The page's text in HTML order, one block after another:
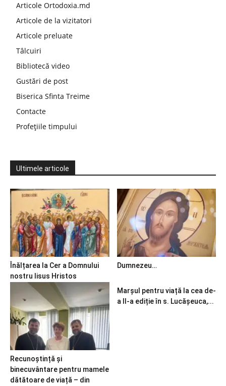
Articole Ortodoxia.md
Articole de la vizitatori
Articole preluate
Tâlcuiri
Bibliotecă video
Gustări de post
Biserica Sfinta Treime
Contacte
Profețiile timpului
Ultimele articole
Înălțarea la Cer a Domnului
nostru Iisus Hristos
Dumnezeu…
Recunoștință și
binecuvântare pentru mamele
dătătoare de viață – din
Marșul pentru viață la cea de-
a II-a ediție în s. Lucășeuca,...